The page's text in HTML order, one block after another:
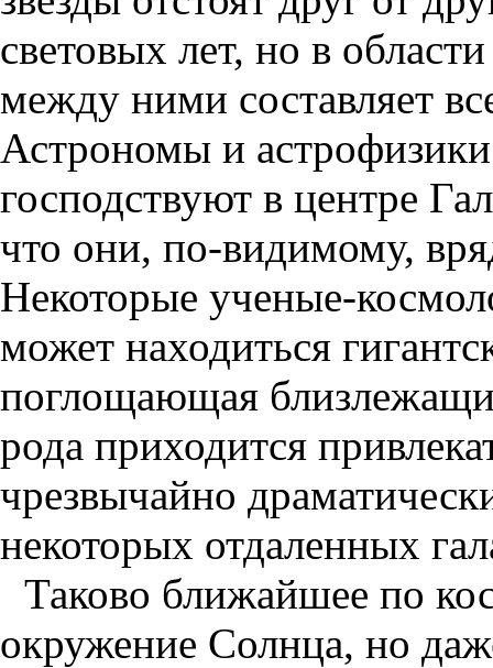
световых лет, но в
между ними составляет
Астрономы и
господствуют в центре
что они, по-видимому,
Некоторые ученые-
может находиться
поглощающая
рода приходится
чрезвычайно
некоторых отдаленных
Таково ближайшее по
окружение Солнца, но